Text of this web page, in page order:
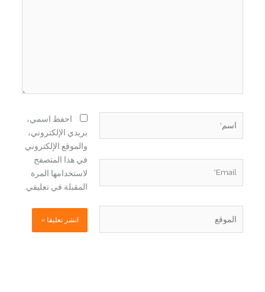
احفظ اسمي،
بريدي الإلكتروني،
والموقع الإلكتروني
في هذا المتصفح
لاستخدامها المرة
المقبلة في تعليقي.